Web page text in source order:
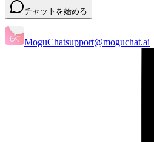
チャットを始める
MoguChatsupport@moguchat.ai